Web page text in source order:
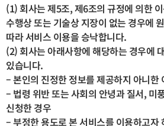
(1) 회사는 제5조, 제6조의 규정에 의한
수행상 또는 기술상 지장이 없는 경우에
따라 서비스 이용을 승낙합니다.
(2) 회사는 아래사항에 해당하는 경우에
있습니다.
– 본인의 진정한 정보를 제공하지 아니한
– 법령 위반 또는 사회의 안녕과 질서, 미
신청한 경우
– 부정한 용도로 본 서비스를 이용하고자